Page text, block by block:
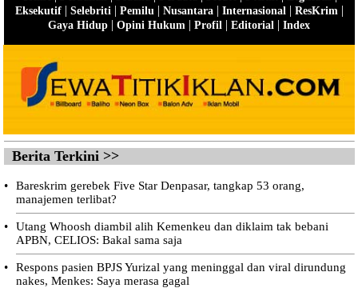
Eksekutif| Selebriti | Pemilu | Nusantara| Internasional | ResKrim |
Gaya Hidup | Opini Hukum | Profil | Editorial | Index
Berita Terkini >>
•
Bareskrim gerebek Five Star Denpasar, tangkap 53 orang,
manajemen terlibat?
•
Utang Whoosh diambil alih Kemenkeu dan diklaim tak bebani
APBN, CELIOS: Bakal sama saja
•
Respons pasien BPJS Yurizal yang meninggal dan viral dirundung
nakes, Menkes: Saya merasa gagal